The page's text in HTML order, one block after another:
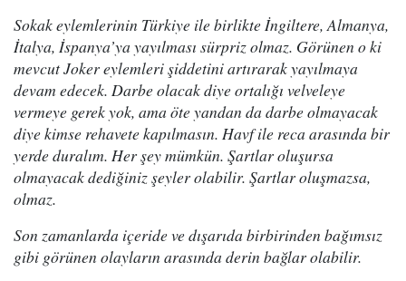
Sokak eylemlerinin Türkiye ile birlikte İngiltere, Almanya,
İtalya, İspanya’ya yayılması sürpriz olmaz. Görünen o ki
mevcut Joker eylemleri şiddetini artırarak yayılmaya
devam edecek. Darbe olacak diye ortalığı velveleye
vermeye gerek yok, ama öte yandan da darbe olmayacak
diye kimse rehavete kapılmasın. Havf ile reca arasında bir
yerde duralım. Her şey mümkün. Şartlar oluşursa
olmayacak dediğiniz şeyler olabilir. Şartlar oluşmazsa,
olmaz.
Son zamanlarda içeride ve dışarıda birbirinden bağımsız
gibi görünen olayların arasında derin bağlar olabilir.